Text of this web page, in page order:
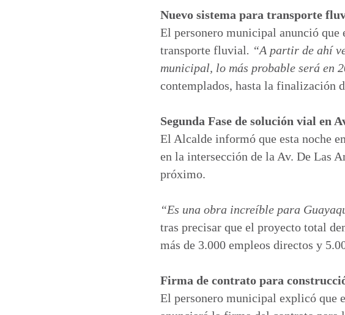
Nuevo sistema para transporte
El personero municipal anunció que
transporte fluvial. “A partir de ahí
municipal, lo más probable será en
contemplados, hasta la finalización
Segunda Fase de solución vial en
El Alcalde informó que esta noche
en la intersección de la Av. De Las
próximo.
“Es una obra increíble para
tras precisar que el proyecto total
más de 3.000 empleos directos y
Firma de contrato para
El personero municipal explicó que